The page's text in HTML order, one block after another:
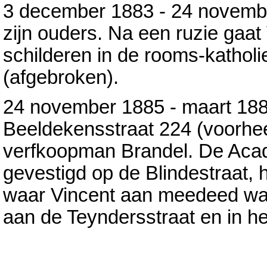
3 december 1883 - 24
zijn ouders. Na een ruzie
schilderen in de rooms-
(afgebroken).
24 november 1885 - maart
Beeldekensstraat 224
verfkoopman Brandel. De
gevestigd op de Blindestraat,
waar Vincent aan meedeed
aan de Teyndersstraat en in